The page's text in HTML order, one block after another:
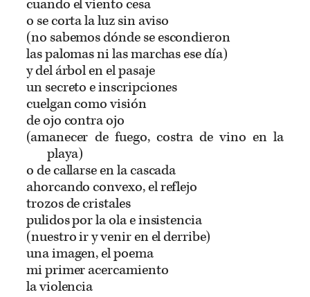
cuando el viento cesa
o se corta la luz sin aviso
(no sabemos dónde se escondieron
las palomas ni las marchas ese día)
y del árbol en el pasaje
un secreto e inscripciones
cuelgan como visión
de ojo contra ojo
(amanecer de fuego, costra de vino en la
playa)
o de callarse en la cascada
ahorcando convexo, el reflejo
trozos de cristales
pulidos por la ola e insistencia
(nuestro ir y venir en el derribe)
una imagen, el poema
mi primer acercamiento
la violencia